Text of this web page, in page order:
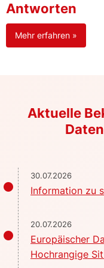
Antworten
Mehr erfahren »
Aktuelle
30.07.2026
Information zu
20.07.2026
Europäischer
Hochrangige